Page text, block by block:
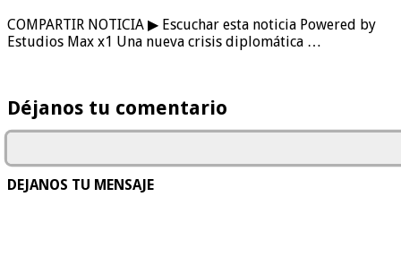
COMPARTIR NOTICIA ▶ Escuchar esta noticia Powered by
Estudios Max x1 Una nueva crisis diplomática …
Déjanos tu comentario
DEJANOS TU MENSAJE